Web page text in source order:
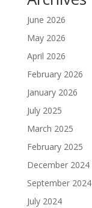
June 2026
May 2026
April 2026
February 2026
January 2026
July 2025
March 2025
February 2025
December 2024
September 2024
July 2024